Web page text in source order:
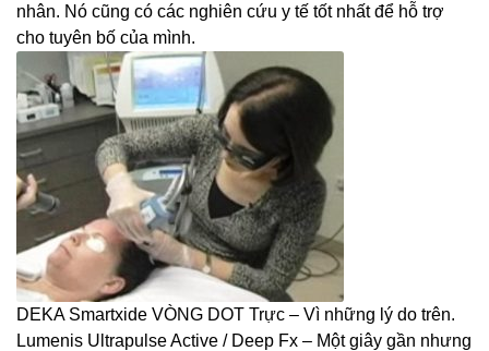
nhân. Nó cũng có các nghiên cứu y tế tốt nhất để hỗ trợ
cho tuyên bố của mình.
DEKA Smartxide VÒNG DOT Trực – Vì những lý do trên.
Lumenis Ultrapulse Active / Deep Fx – Một giây gần nhưng